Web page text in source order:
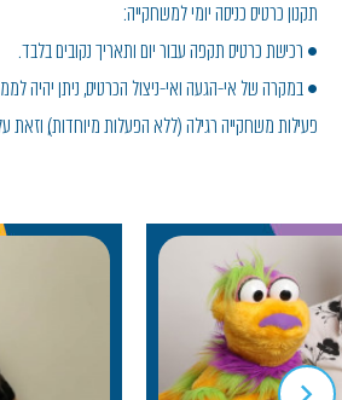
תקנון כרטיס כניסה יומי למשחקייה:
• רכישת כרטיס תקפה עבור יום ותאריך נקובים בלבד.
• במקרה של אי-הגעה ואי-ניצול הכרטיס, ניתן יהיה
פעילות משחקייה רגילה (ללא הפעלות מיוחדות), וזאת